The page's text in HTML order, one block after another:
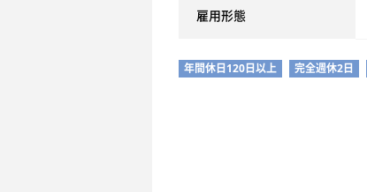
雇用形態
年間休日120日以上 完全週休2日